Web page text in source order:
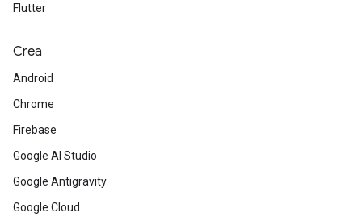
Flutter
Crea
Android
Chrome
Firebase
Google AI Studio
Google Antigravity
Google Cloud